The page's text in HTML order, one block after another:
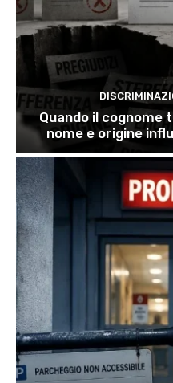
Quando il cognome
nome e origine